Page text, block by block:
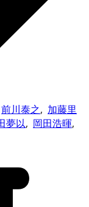
前川泰之, 加藤里
夢以, 岡田浩暉,